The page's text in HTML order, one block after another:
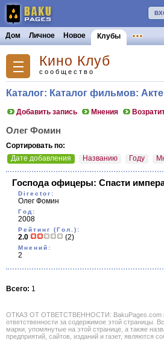
Дом Личное Новое Клубы
Кино Клуб
сообщество
Каталог: Каталог фильмов:
Добавить запись Мнения
Олег Фомин
Сортировать по:
Дате добавления
Названию Году
Господа офицеры: Cпасти
Director:
Олег Фомин
Год:
2008
Рейтинг (Гол.):
2.0 (2)
Мнений:
2
Всего: 1
ОТКАЗ ОТ ОТВЕТСТВЕННОСТИ: BakuPages.com
ответственности за содержимое этой страницы.
марки, упомянутые на этой странице, а также
предприятий, сайтов, изданий и газет, являются